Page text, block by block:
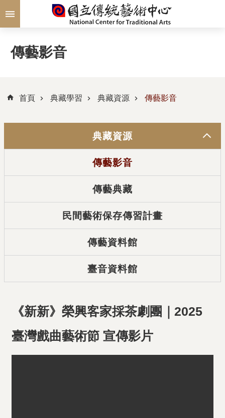
跳到主要內容區塊
傳藝影音
首頁 典藏學習 典藏資源 傳藝影音
典藏資源
傳藝影音
傳藝典藏
民間藝術保存傳習計畫
傳藝資料館
臺音資料館
《新新》榮興客家採茶劇團｜2025
臺灣戲曲藝術節 宣傳影片